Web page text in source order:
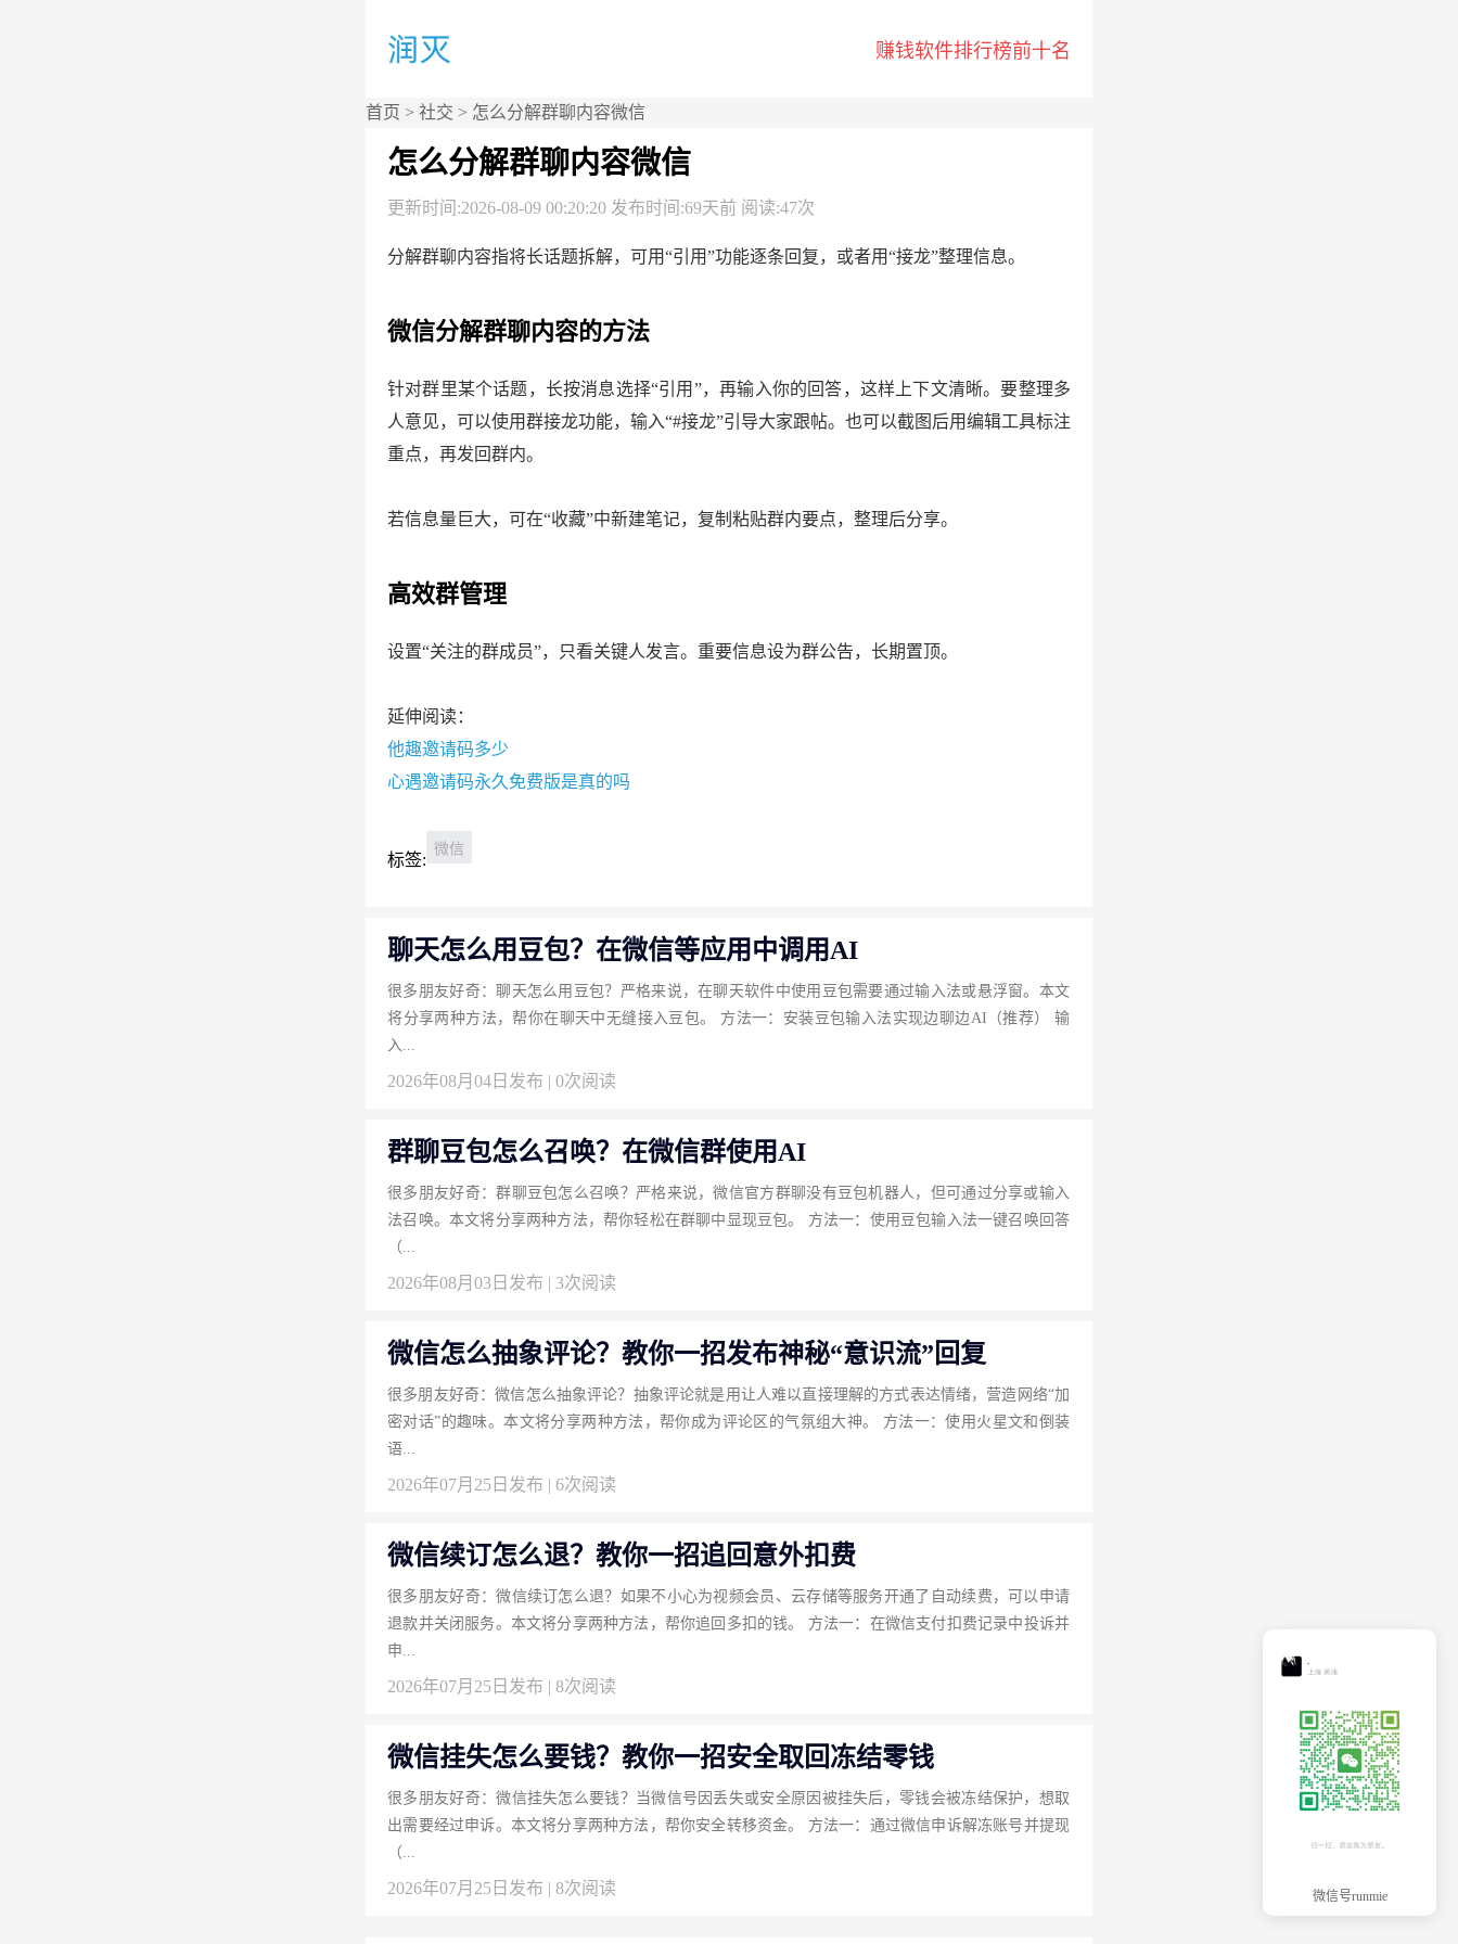
赚钱软件排行榜前十名
首页 > 社交 > 怎么分解群聊内容微信
怎么分解群聊内容微信
更新时间:2026-08-09 00:20:20 发布时间:69天前 阅读:47次
分解群聊内容指将长话题拆解，可用“引用”功能逐条回复，或者用“接龙”整理信息。
微信分解群聊内容的方法
针对群里某个话题，长按消息选择“引用”，再输入你的回答，这样上下文清晰。要整理多
人意见，可以使用群接龙功能，输入“#接龙”引导大家跟帖。也可以截图后用编辑工具标注
重点，再发回群内。
若信息量巨大，可在“收藏”中新建笔记，复制粘贴群内要点，整理后分享。
高效群管理
设置“关注的群成员”，只看关键人发言。重要信息设为群公告，长期置顶。
延伸阅读：
他趣邀请码多少
心遇邀请码永久免费版是真的吗
标签:
微信
聊天怎么用豆包？在微信等应用中调用AI
很多朋友好奇：聊天怎么用豆包？严格来说，在聊天软件中使用豆包需要通过输入法或悬浮窗。本文
将分享两种方法，帮你在聊天中无缝接入豆包。 方法一：安装豆包输入法实现边聊边AI（推荐） 输
入...
2026年08月04日发布 | 0次阅读
群聊豆包怎么召唤？在微信群使用AI
很多朋友好奇：群聊豆包怎么召唤？严格来说，微信官方群聊没有豆包机器人，但可通过分享或输入
法召唤。本文将分享两种方法，帮你轻松在群聊中显现豆包。 方法一：使用豆包输入法一键召唤回答
（...
2026年08月03日发布 | 3次阅读
微信怎么抽象评论？教你一招发布神秘“意识流”回复
很多朋友好奇：微信怎么抽象评论？抽象评论就是用让人难以直接理解的方式表达情绪，营造网络“加
密对话”的趣味。本文将分享两种方法，帮你成为评论区的气氛组大神。 方法一：使用火星文和倒装
语...
2026年07月25日发布 | 6次阅读
微信续订怎么退？教你一招追回意外扣费
很多朋友好奇：微信续订怎么退？如果不小心为视频会员、云存储等服务开通了自动续费，可以申请
退款并关闭服务。本文将分享两种方法，帮你追回多扣的钱。 方法一：在微信支付扣费记录中投诉并
申...
2026年07月25日发布 | 8次阅读
微信挂失怎么要钱？教你一招安全取回冻结零钱
很多朋友好奇：微信挂失怎么要钱？当微信号因丢失或安全原因被挂失后，零钱会被冻结保护，想取
出需要经过申诉。本文将分享两种方法，帮你安全转移资金。 方法一：通过微信申诉解冻账号并提现
（...
2026年07月25日发布 | 8次阅读 微信号runmie